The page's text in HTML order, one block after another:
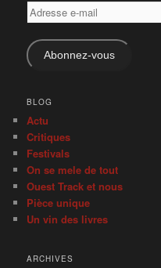
Adresse
e-
mail
Abonnez-vous
BLOG
Actu
Critiques
Festivals
On se mele de tout
Ouest Track et nous
Pièce unique
Un vin des livres
ARCHIVES